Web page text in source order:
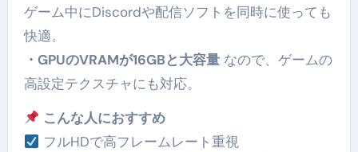
ゲーム中にDiscordや配信ソフトを同時に使っても
快適。
・GPUのVRAMが16GBと大容量なので、ゲームの
高設定テクスチャにも対応。
こんな人におすすめ
フルHDで高フレームレート重視